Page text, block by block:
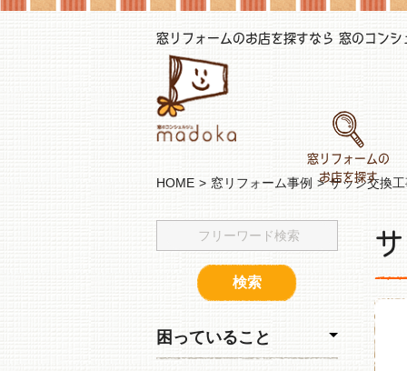
窓リフォームのお店を探すなら 窓のコン
窓リフォームの
お店を探す
HOME 窓リフォーム事例 サッシ交換
困っていること